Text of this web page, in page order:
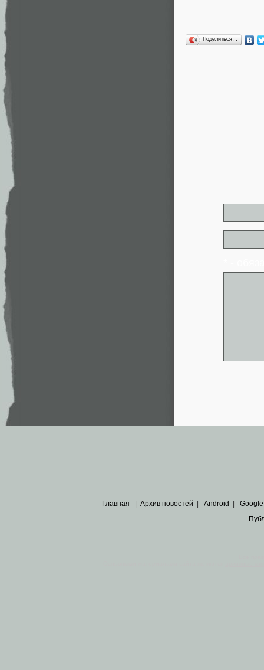
Поделиться…
Главная Архив новостей Android Google